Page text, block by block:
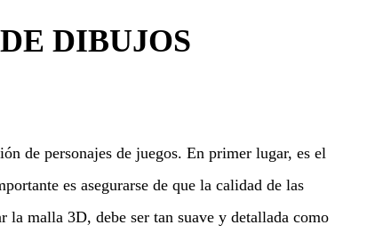
DIBUJOS
de personajes de juegos. En primer lugar, es el
es asegurarse de que la calidad de las
la malla 3D, debe ser tan suave y detallada como